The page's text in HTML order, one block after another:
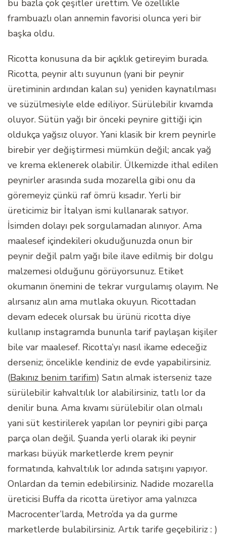
bu bazla çok çeşitler ürettim. Ve özellikle
frambuazlı olan annemin favorisi olunca yeri bir
başka oldu.
Ricotta konusuna da bir açıklık getireyim burada.
Ricotta, peynir altı suyunun (yani bir peynir
üretiminin ardından kalan su) yeniden kaynatılması
ve süzülmesiyle elde ediliyor. Sürülebilir kıvamda
oluyor. Sütün yağı bir önceki peynire gittiği için
oldukça yağsız oluyor. Yani klasik bir krem peynirle
birebir yer değiştirmesi mümkün değil; ancak yağ
ve krema eklenerek olabilir. Ülkemizde ithal edilen
peynirler arasında suda mozarella gibi onu da
göremeyiz çünkü raf ömrü kısadır. Yerli bir
üreticimiz bir İtalyan ismi kullanarak satıyor.
İsimden dolayı pek sorgulamadan alınıyor. Ama
maalesef içindekileri okuduğunuzda onun bir
peynir değil palm yağı bile ilave edilmiş bir dolgu
malzemesi olduğunu görüyorsunuz. Etiket
okumanın önemini de tekrar vurgulamış olayım. Ne
alırsanız alın ama mutlaka okuyun. Ricottadan
devam edecek olursak bu ürünü ricotta diye
kullanıp instagramda bununla tarif paylaşan kişiler
bile var maalesef. Ricotta’yı nasıl ikame edeceğiz
derseniz; öncelikle kendiniz de evde yapabilirsiniz.
(Bakınız benim tarifim) Satın almak isterseniz taze
sürülebilir kahvaltılık lor alabilirsiniz, tatlı lor da
denilir buna. Ama kıvamı sürülebilir olan olmalı
yani süt kestirilerek yapılan lor peyniri gibi parça
parça olan değil. Şuanda yerli olarak iki peynir
markası büyük marketlerde krem peynir
formatında, kahvaltılık lor adında satışını yapıyor.
Onlardan da temin edebilirsiniz. Nadide mozarella
üreticisi Buffa da ricotta üretiyor ama yalnızca
Macrocenter’larda, Metro’da ya da gurme
marketlerde bulabilirsiniz. Artık tarife geçebiliriz : )